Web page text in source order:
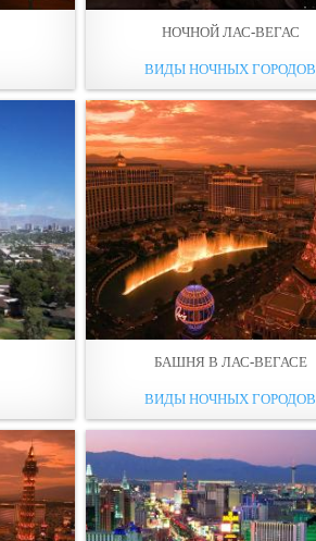
НОЧНОЙ ЛАС-ВЕГАС
ВИДЫ НОЧНЫХ ГОРОДОВ
БАШНЯ В ЛАС-ВЕГАСЕ
ВИДЫ НОЧНЫХ ГОРОДОВ